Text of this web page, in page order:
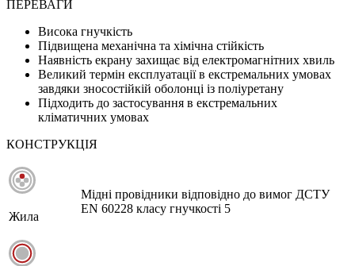
ПЕРЕВАГИ
Висока гнучкість
Підвищена механічна та хімічна стійкість
Наявність екрану захищає від електромагнітних хвиль
Великий термін експлуатації в екстремальних умовах
завдяки зносостійкій оболонці із поліуретану
Підходить до застосування в екстремальних
кліматичних умовах
КОНСТРУКЦІЯ
Жила
Мідні провідники відповідно до вимог ДСТУ
EN 60228 класу гнучкості 5